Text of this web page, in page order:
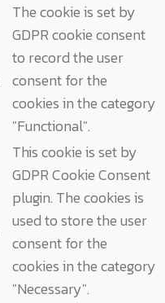
The cookie is set by
GDPR cookie consent
to record the user
consent for the
cookies in the category
"Functional".
This cookie is set by
GDPR Cookie Consent
plugin. The cookies is
used to store the user
consent for the
cookies in the category
"Necessary".